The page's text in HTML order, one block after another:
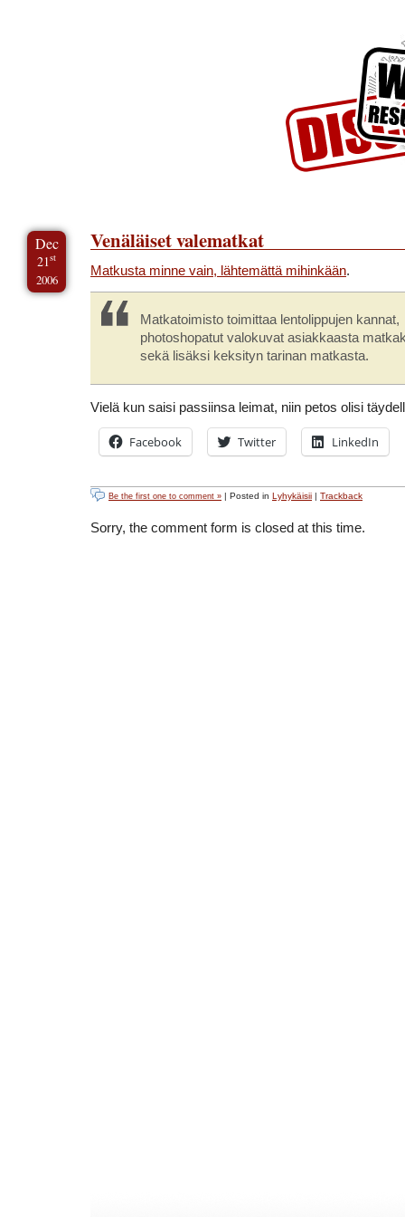
Dec
21st
2006
Venäläiset valematkat
Matkusta minne vain, lähtemättä mihinkään.
Matkatoimisto toimittaa lentolippujen kannat,
photoshopatut valokuvat asiakkaasta
sekä lisäksi keksityn tarinan matkasta.
Vielä kun saisi passiinsa leimat, niin petos olisi
Facebook Twitter LinkedIn
Be the first one to comment » | Posted in Lyhykäisii | Trackback
Sorry, the comment form is closed at this time.